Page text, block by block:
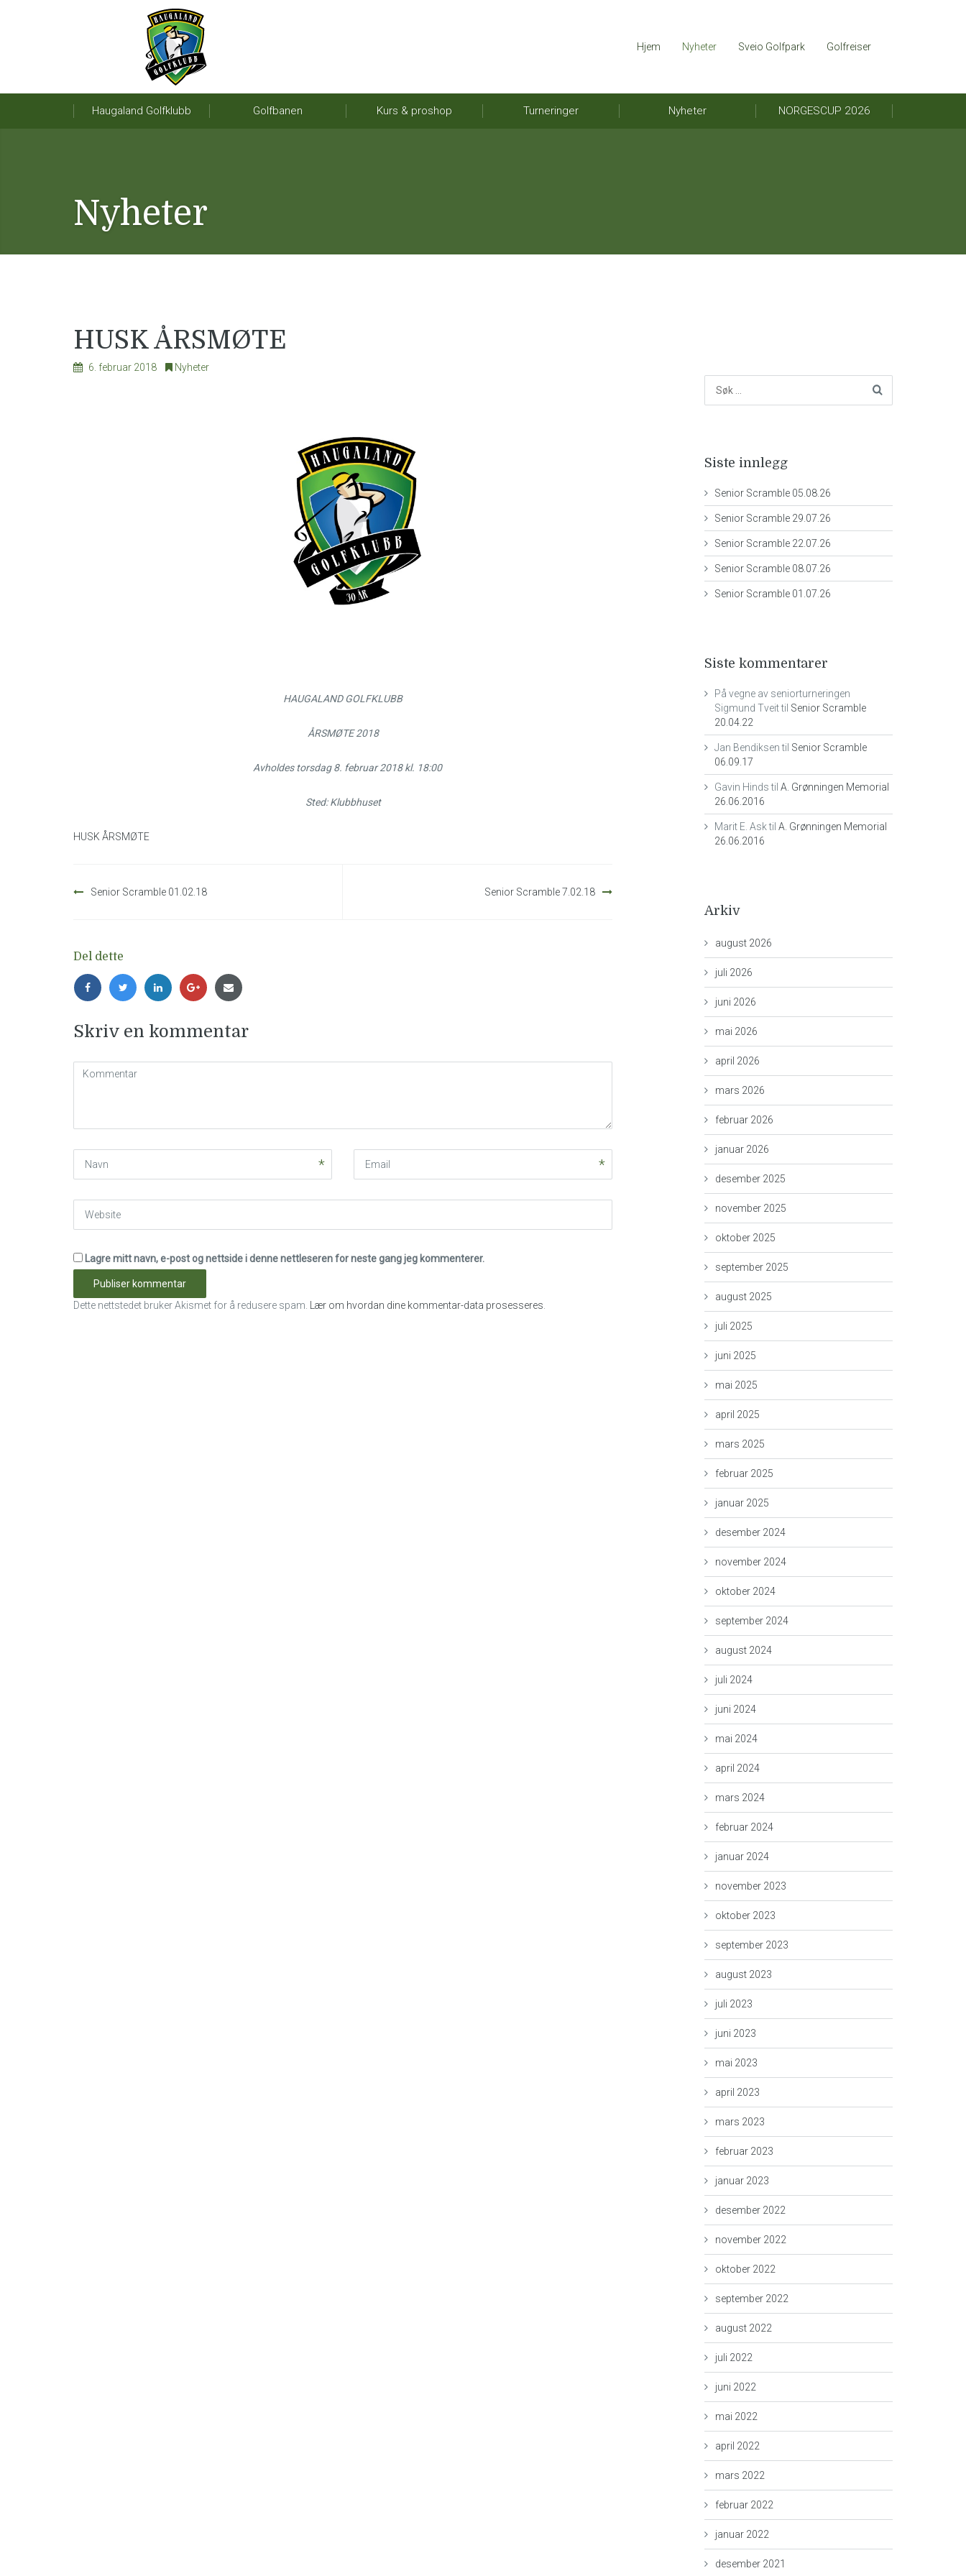
Hjem Nyheter Sveio Golfpark Golfreiser
Haugaland Golfklubb Golfbanen Kurs & proshop Turneringer Nyheter NORGESCUP 2026
Nyheter
HUSK ÅRSMØTE
6. februar 2018 Nyheter
HAUGALAND GOLFKLUBB
ÅRSMØTE 2018
Avholdes torsdag 8. februar 2018 kl. 18:00
Sted: Klubbhuset
HUSK ÅRSMØTE
Senior Scramble 01.02.18 Senior Scramble 7.02.18
Del dette
Skriv en kommentar
Kommentar
Lagre mitt navn, e-post og nettside i denne nettleseren for neste gang jeg kommenterer.
Dette nettstedet bruker Akismet for å redusere spam. Lær om hvordan dine kommentar-data prosesseres.
Siste innlegg
Senior Scramble 05.08.26
Senior Scramble 29.07.26
Senior Scramble 22.07.26
Senior Scramble 08.07.26
Senior Scramble 01.07.26
Siste kommentarer
På vegne av seniorturneringen
Sigmund Tveittil Senior Scramble
20.04.22
Jan Bendiksentil Senior Scramble
06.09.17
Gavin Hindstil A. Grønningen Memorial
26.06.2016
Marit E. Asktil A. Grønningen Memorial
26.06.2016
Arkiv
august 2026
juli 2026
juni 2026
mai 2026
april 2026
mars 2026
februar 2026
januar 2026
desember 2025
november 2025
oktober 2025
september 2025
august 2025
juli 2025
juni 2025
mai 2025
april 2025
mars 2025
februar 2025
januar 2025
desember 2024
november 2024
oktober 2024
september 2024
august 2024
juli 2024
juni 2024
mai 2024
april 2024
mars 2024
februar 2024
januar 2024
november 2023
oktober 2023
september 2023
august 2023
juli 2023
juni 2023
mai 2023
april 2023
mars 2023
februar 2023
januar 2023
desember 2022
november 2022
oktober 2022
september 2022
august 2022
juli 2022
juni 2022
mai 2022
april 2022
mars 2022
februar 2022
januar 2022
desember 2021